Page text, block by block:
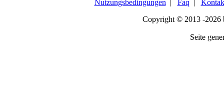
Nutzungsbedingungen Faq
Copyright © 2013 -2026
Seite